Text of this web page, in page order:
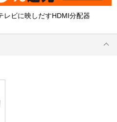
レビに映しだすHDMI分配器